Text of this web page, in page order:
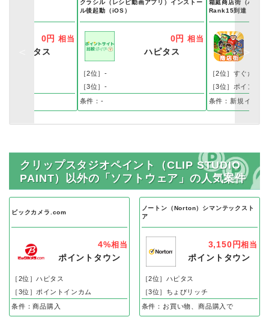
0円 相当
ハピタス
クラシル（レシピ動画アプリ）インストー
ル後起動（iOS）
0円 相当
ハピタス
［2位］-
［3位］-
条件：-
箱庭商店街（ハコ
Rank15到達（
［2位］すぐたま
［3位］ポイント
条件：新規インス
クリップスタジオペイント（CLIP STUDIO
PAINT）以外の「ソフトウェア」の人気案件
ビックカメラ.com
4%相当
ポイントタウン
［2位］ハピタス
［3位］ポイントインカム
条件：商品購入
ノートン（Norton）シマンテックスト
ア
3,150円相当
ポイントタウン
［2位］ハピタス
［3位］ちょびリッチ
条件：お買い物、商品購入で